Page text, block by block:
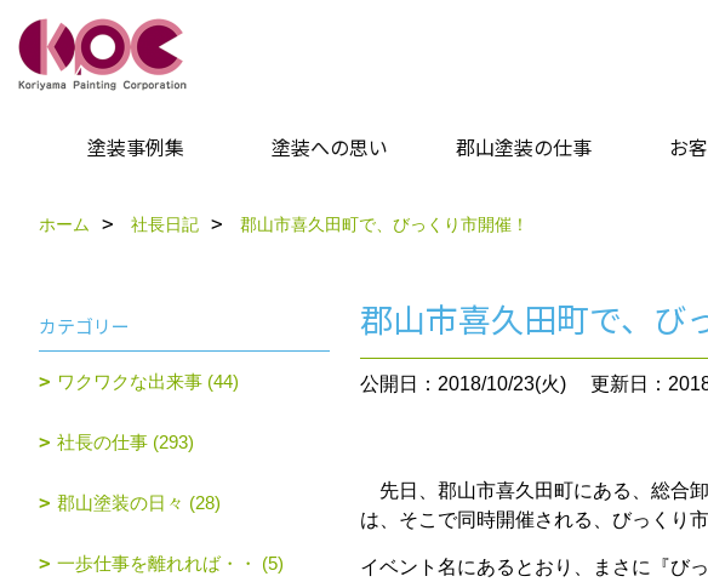
塗装事例集 塗装への思い 郡山塗装の仕事 お
ホーム 社長日記 郡山市喜久田町で、びっくり市開催！
郡山市喜久田町で、び
公開日：2018/10/23(火) 更新日：
先日、郡山市喜久田町にある、総合
は、そこで同時開催される、びっくり市
イベント名にあるとおり、まさに『び
カテゴリー
ワクワクな出来事 (44)
社長の仕事 (293)
郡山塗装の日々 (28)
一歩仕事を離れれば・・ (5)